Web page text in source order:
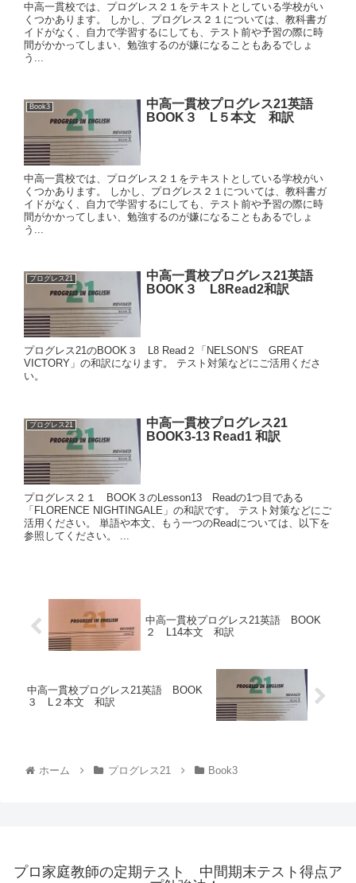
中高一貫校では、プログレス２１をテキストとしている学校がい
くつかあります。 しかし、プログレス２１については、教科書ガ
イドがなく、自力で学習するにしても、テスト前や予習の際に時
間がかかってしまい、勉強するのが嫌になることもあるでしょ
う...
Book3
中高一貫校プログレス21英語
BOOK３ L５本文 和訳
中高一貫校では、プログレス２１をテキストとしている学校がい
くつかあります。 しかし、プログレス２１については、教科書ガ
イドがなく、自力で学習するにしても、テスト前や予習の際に時
間がかかってしまい、勉強するのが嫌になることもあるでしょ
う...
プログレス21
中高一貫校プログレス21英語
BOOK３ L8Read2和訳
プログレス21のBOOK３ L8 Read２「NELSON’S GREAT
VICTORY」の和訳になります。 テスト対策などにご活用くださ
い。
プログレス21
中高一貫校プログレス21
BOOK3-13 Read1 和訳
プログレス２１ BOOK３のLesson13 Readの1つ目である
「FLORENCE NIGHTINGALE」の和訳です。 テスト対策などにご
活用ください。 単語や本文、もう一つのReadについては、以下を
参照してください。 ...
中高一貫校プログレス21英語 BOOK
２ L14本文 和訳
中高一貫校プログレス21英語 BOOK
３ L２本文 和訳
ホーム プログレス21 Book3
プロ家庭教師の定期テスト 中間期末テスト得点ア